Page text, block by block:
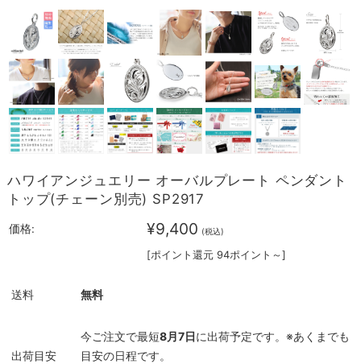
ハワイアンジュエリー オーバルプレート ペンダント
トップ(チェーン別売) SP2917
価格: ¥9,400 (税込)
[ポイント還元 94ポイント～]
送料 無料
出荷目安
今ご注文で最短8月7日に出荷予定です。※あくまでも
目安の日程です。